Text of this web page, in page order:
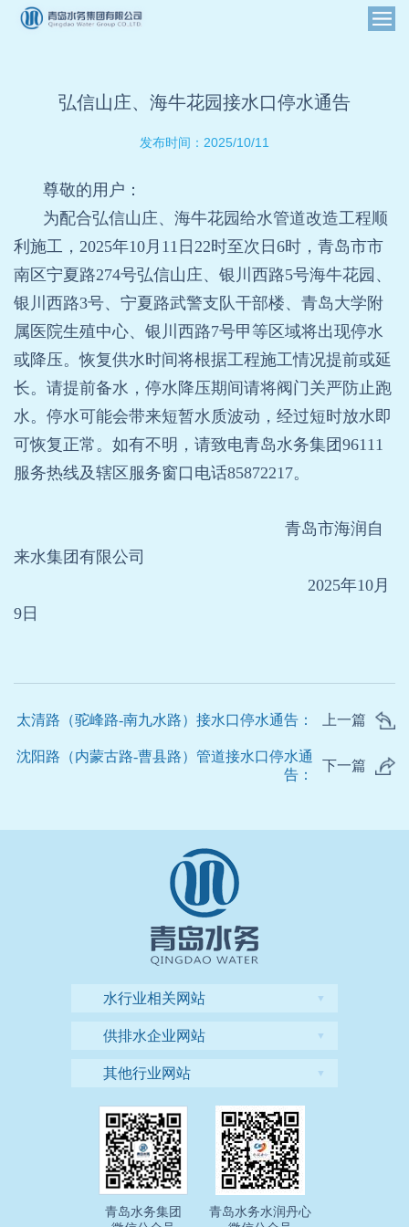
弘信山庄、海牛花园接水口停水通告
发布时间： 2025/10/11
尊敬的用户：
为配合弘信山庄、海牛花园给水管道改造工程顺
利施工，2025年10月11日22时至次日6时，青岛市市
南区宁夏路274号弘信山庄、银川西路5号海牛花园、
银川西路3号、宁夏路武警支队干部楼、青岛大学附
属医院生殖中心、银川西路7号甲等区域将出现停水
或降压。恢复供水时间将根据工程施工情况提前或延
长。请提前备水，停水降压期间请将阀门关严防止跑
水。停水可能会带来短暂水质波动，经过短时放水即
可恢复正常。如有不明，请致电青岛水务集团96111
服务热线及辖区服务窗口电话85872217。
青岛市海润自
来水集团有限公司
2025年10月
9日
太清路（驼峰路-南九水路）接水口停水通告： 上一篇
沈阳路（内蒙古路-曹县路）管道接水口停水通
告：
下一篇
水行业相关网站 ▼
供排水企业网站 ▼
其他行业网站 ▼
青岛水务集团
青岛水务水润丹心